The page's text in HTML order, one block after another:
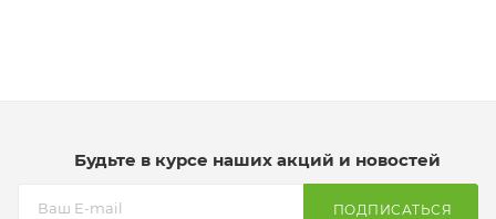
Будьте в курсе наших акций и новостей
ПОДПИСАТЬСЯ